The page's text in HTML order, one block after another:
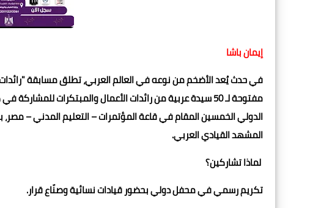
إيمان باشا
في حدث يُعد الأضخم من نوعه في العالم العربي، تطلق مسابقة
مفتوحة لـ 50 سيدة عربية من رائدات الأعمال والمبتكرات
الدولي الخمسين المقام في قاعة المؤتمرات – التعليم المدني – مصر،
المشهد القيادي العربي.
لماذا تشاركين؟
تكريم رسمي في محفل دولي بحضور قيادات نسائية وصنّاع قرار.